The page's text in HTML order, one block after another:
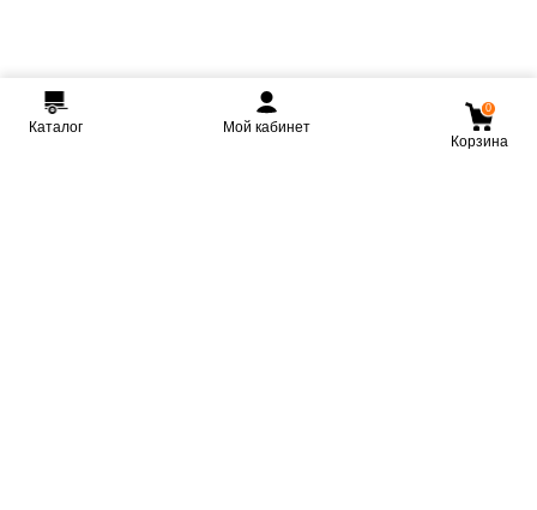
Каталог Мой кабинет
0
Корзина